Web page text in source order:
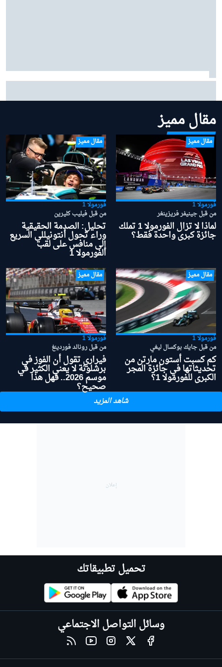
فيرستابن حول عاطفة الأبوّة: "أعظم مكافأة" في حياتي هي
مقال مميز
مقال مميز
فورمولا 1
من قبل جينيفر فريزينغر
لماذا لا تزال الفورمولا 1 تملك
جائزة كبرى واحدة فقط؟
مقال مميز
فورمولا 1
من قبل فيليب كليرين
تحليل: الصدمة الحقيقية
وراء تحول أنتونيللي السريع
إلى منافس على لقب
الفورمولا 1
مقال مميز
فورمولا 1
من قبل جايك بوكسال ليغي
كم كسبت أستون مارتن من
تحديثاتها في جائزة المجر
الكبرى للفورمولا 1؟
مقال مميز
فورمولا 1
من قبل رونالد فوردينغ
فيراري تقول أن الفوز في
برشلونة لا يعني الكثير في
موسم 2026.. فهل هذا
صحيح؟
شاهد المزيد
تحميل تطبيقاتك
وسائل التواصل الاجتماعي